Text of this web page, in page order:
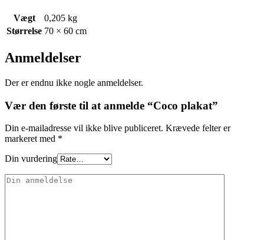
Vægt
0,205 kg
Størrelse 70 × 60 cm
Anmeldelser
Der er endnu ikke nogle anmeldelser.
Vær den første til at anmelde “Coco plakat”
Din e-mailadresse vil ikke blive publiceret. Krævede felter er
markeret med *
Din vurdering